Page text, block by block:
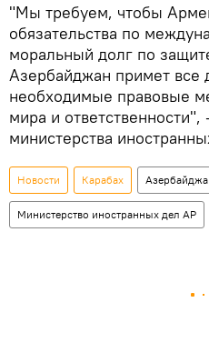
"Мы требуем, чтобы
обязательства по
моральный долг по
Азербайджан примет все
необходимые правовые
мира и ответственности",
министерства
Новости Карабах
Министерство иностранных дел АР